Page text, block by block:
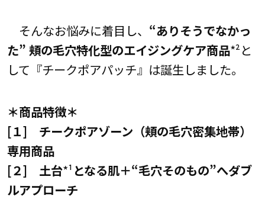
そんなお悩みに着目し、 “ありそうでなかっ
た” 頬の毛穴特化型のエイジングケア商品*²と
して『チークポアパッチ』は誕生しました。
＊商品特徴＊
[１] チークポアゾーン（頬の毛穴密集地帯）
専用商品
[２] 土台*¹ となる肌＋“毛穴そのもの”へダブ
ルアプローチ